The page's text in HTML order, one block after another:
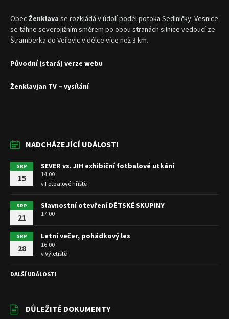
Obec Ženklava se rozkládá v údolí podél potoka Sedlničky. Vesnice
se táhne severojižním směrem po obou stranách silnice vedoucí ze
Štramberka do Veřovic v délce více než 3 km.
Původní (stará) verze webu
Ženklavjan TV – vysílání
NADCHÁZEJÍCÍ UDÁLOSTI
SRP
15
SEVER vs. JIH exhibiční fotbalové utkání
14:00
vFotbalové hřiště
SRP
21
Slavnostní otevření DĚTSKÉ SKUPINY
17:00
SRP
28
Letní večer, pohádkový les
16:00
vVýletiště
DALŠÍ UDÁLOSTI
DŮLEŽITÉ DOKUMENTY